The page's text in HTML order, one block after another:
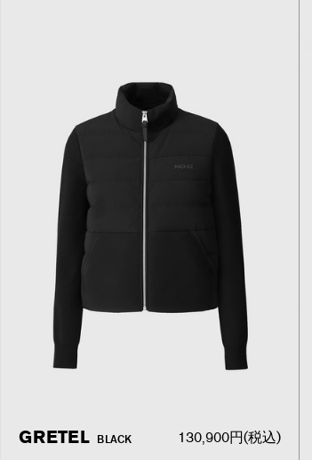
GRETEL BLACK 130,900円(税込)